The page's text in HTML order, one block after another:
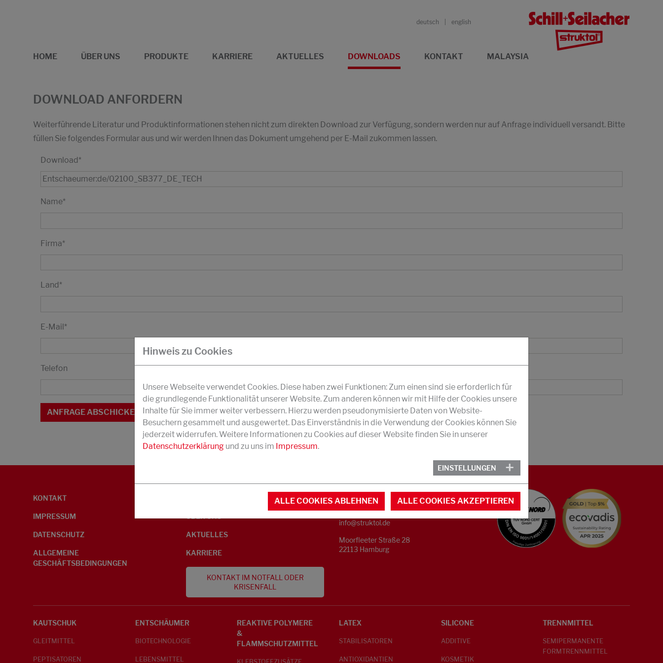
deutsch english
HOME ÜBER UNS PRODUKTE KARRIERE AKTUELLES DOWNLOADS KONTAKT MALAYSIA
DOWNLOAD ANFORDERN
Weiterführende Literatur und Produktinformationen stehen nicht zum direkten Download zur Verfügung, sondern werden nur auf Anfrage individuell versandt. Bitte
füllen Sie folgendes Formular aus und wir werden Ihnen das Dokument umgehend per E-Mail zukommen lassen.
Download*
Name*
Firma*
Land*
E-Mail*
Telefon
KONTAKT
IMPRESSUM
DATENSCHUTZ
ALLGEMEINE
GESCHÄFTSBEDINGUNGEN
UMWELTINFORMATIONEN
AKTUELLES
KARRIERE
KONTAKT IM NOTFALL ODER
KRISENFALL
KONTAKT
Telefon +49 40 733 62 - 0
info@struktol.de
Moorfleeter Straße 28
22113 Hamburg
KAUTSCHUK
GLEITMITTEL
PEPTISATOREN
ENTSCHÄUMER
BIOTECHNOLOGIE
LEBENSMITTEL
REAKTIVE POLYMERE
&
FLAMMSCHUTZMITTEL
LATEX
STABILISATOREN
ANTIOXIDANTIEN
SILICONE
ADDITIVE
KOSMETIK
TRENNMITTEL
SEMIPERMANENTE
FORMTRENNMITTEL
Hinweis zu Cookies
Unsere Webseite verwendet Cookies. Diese haben zwei Funktionen: Zum einen sind sie erforderlich für
die grundlegende Funktionalität unserer Website. Zum anderen können wir mit Hilfe der Cookies unsere
Inhalte für Sie immer weiter verbessern. Hierzu werden pseudonymisierte Daten von Website-
Besuchern gesammelt und ausgewertet. Das Einverständnis in die Verwendung der Cookies können Sie
jederzeit widerrufen. Weitere Informationen zu Cookies auf dieser Website finden Sie in unserer
Datenschutzerklärung und zu uns im Impressum.
EINSTELLUNGEN
ALLE COOKIES ABLEHNEN ALLE COOKIES AKZEPTIEREN